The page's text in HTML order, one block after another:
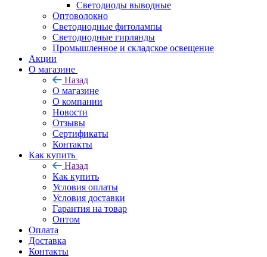
Светодиоды выводные
Оптоволокно
Светодиодные фитолампы
Светодиодные гирлянды
Промышленное и складское освещение
Акции
О магазине
Назад
О магазине
О компании
Новости
Отзывы
Сертификаты
Контакты
Как купить
Назад
Как купить
Условия оплаты
Условия доставки
Гарантия на товар
Оптом
Оплата
Доставка
Контакты